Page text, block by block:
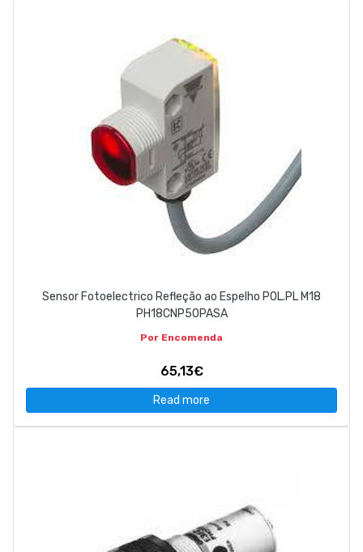
Sensor Fotoelectrico Refleção ao Espelho POL.PL M18
PH18CNP50PASA
Por Encomenda
65,13€
Read more